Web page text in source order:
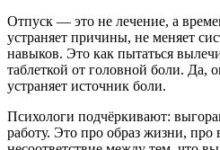
Отпуск — это не лечение, а
устраняет причины, не меняет
навыков. Это как пытаться
таблеткой от головной боли. Да,
устраняет источник боли.
Психологи подчёркивают:
работу. Это про образ жизни,